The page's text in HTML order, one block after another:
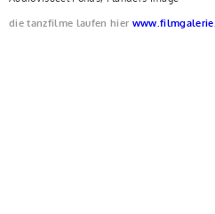
die tanzfilme laufen hier